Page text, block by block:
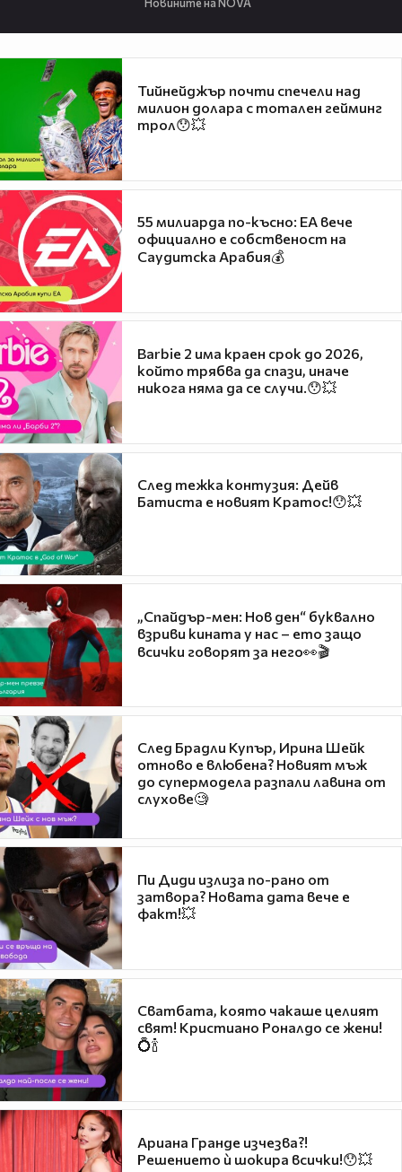
Новините на NOVA
Тийнейджър почти спечели над
милион долара с тотален гейминг
трол😯💥
55 милиарда по-късно: EA вече
официално е собственост на
Саудитска Арабия💰
Barbie 2 има краен срок до 2026,
който трябва да спази, иначе
никога няма да се случи.😯💥
След тежка контузия: Дейв
Батиста е новият Кратос!😯💥
„Спайдър-мен: Нов ден“ буквално
взриви кината у нас – ето защо
всички говорят за него👀🎬
След Брадли Купър, Ирина Шейк
отново е влюбена? Новият мъж
до супермодела разпали лавина от
слухове🧐
Пи Диди излиза по-рано от
затвора? Новата дата вече е
факт!💥
Сватбата, която чакаше целият
свят! Кристиано Роналдо се жени!
💍🍾
Ариана Гранде изчезва?!
Решението ѝ шокира всички!😯💥